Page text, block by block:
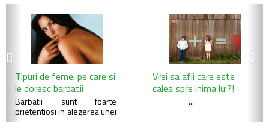
Tipuri de femei pe care si
le doresc barbatii
Barbatii sunt foarte
prietentiosi in alegerea unei
femei asa ca iata c...
Vrei sa afli care este
calea spre inima lui?!
...
Previous